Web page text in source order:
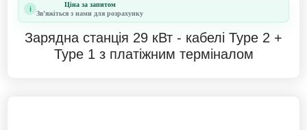
i Ціна за запитом
Звʼяжіться з нами для розрахунку
Зарядна станція 29 кВт - кабелі Type 2 +
Type 1 з платіжним терміналом